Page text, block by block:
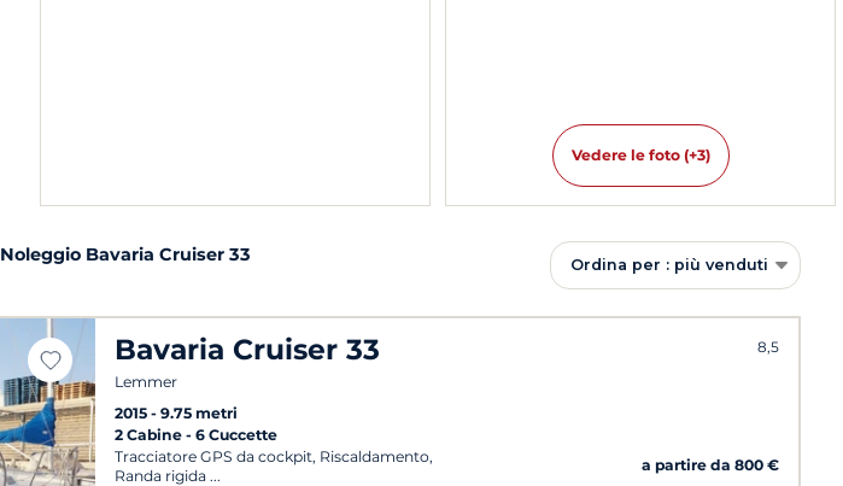
Vedere le foto (+3)
Noleggio Bavaria Cruiser 33 Ordina per : più venduti
Bavaria Cruiser 33
Lemmer
8,5
2015
9.75 metri
2 Cabine 6 Cuccette
Tracciatore GPS da cockpit, Riscaldamento,
Randa rigida
a partire da 800 €